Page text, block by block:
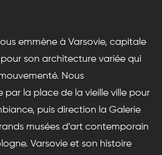
emmène à Varsovie, capitale
son architecture variée qui
Nous
par la place de la vieille ville pour
puis direction la Galerie
musées d’art contemporain
Varsovie et son histoire